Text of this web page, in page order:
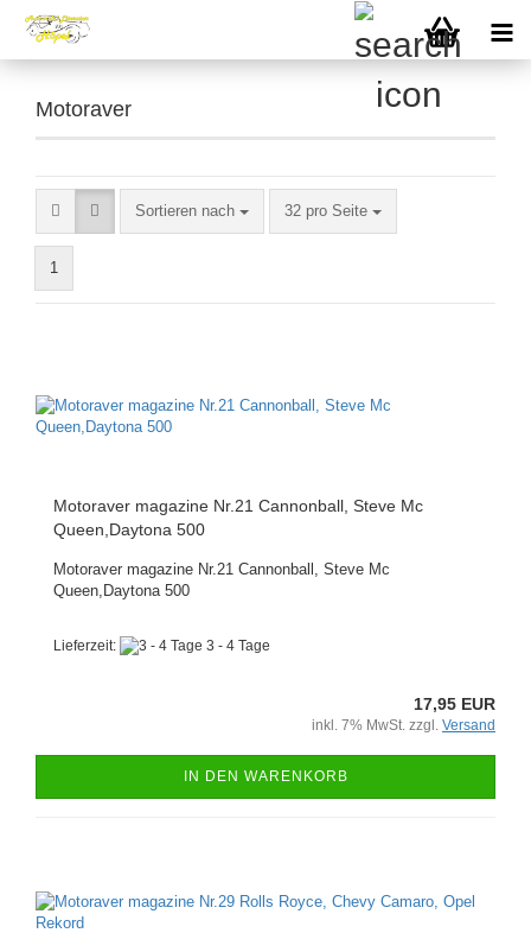
Motoraver
Sortieren nach
Sortieren nach 32 pro Seite
pro Seite
1
Motoraver magazine Nr.21 Cannonball, Steve Mc
Queen,Daytona 500
Motoraver magazine Nr.21 Cannonball, Steve Mc
Queen,Daytona 500
Lieferzeit: 3 - 4 Tage
17,95 EUR
inkl. 7% MwSt. zzgl. Versand
IN DEN WARENKORB